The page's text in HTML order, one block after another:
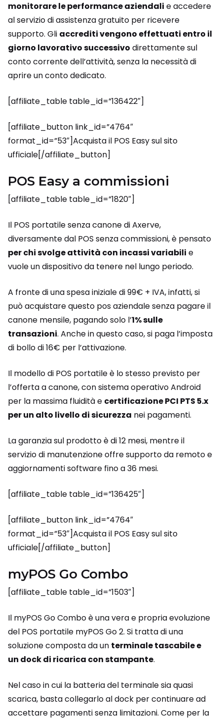
monitorare le performance aziendali e accedere
al servizio di assistenza gratuito per ricevere
supporto. Gli accrediti vengono effettuati entro il
giorno lavorativo successivo direttamente sul
conto corrente dell’attività, senza la necessità di
aprire un conto dedicato.
[affiliate_table table_id=”136422″]
[affiliate_button link_id=”4764″
format_id=”53″]Acquista il POS Easy sul sito
ufficiale[/affiliate_button]
POS Easy a commissioni
[affiliate_table table_id=”1820″]
Il POS portatile senza canone di Axerve,
diversamente dal POS senza commissioni, è pensato
per chi svolge attività con incassi variabili e
vuole un dispositivo da tenere nel lungo periodo.
A fronte di una spesa iniziale di 99€ + IVA, infatti, si
può acquistare questo pos aziendale senza pagare il
canone mensile, pagando solo l’1% sulle
transazioni. Anche in questo caso, si paga l’imposta
di bollo di 16€ per l’attivazione.
Il modello di POS portatile è lo stesso previsto per
l’offerta a canone, con sistema operativo Android
per la massima fluidità e certificazione PCI PTS 5.x
per un alto livello di sicurezza nei pagamenti.
La garanzia sul prodotto è di 12 mesi, mentre il
servizio di manutenzione offre supporto da remoto e
aggiornamenti software fino a 36 mesi.
[affiliate_table table_id=”136425″]
[affiliate_button link_id=”4764″
format_id=”53″]Acquista il POS Easy sul sito
ufficiale[/affiliate_button]
myPOS Go Combo
[affiliate_table table_id=”1503″]
Il myPOS Go Combo è una vera e propria evoluzione
del POS portatile myPOS Go 2. Si tratta di una
soluzione composta da un terminale tascabile e
un dock di ricarica con stampante.
Nel caso in cui la batteria del terminale sia quasi
scarica, basta collegarlo al dock per continuare ad
accettare pagamenti senza limitazioni. Come per la